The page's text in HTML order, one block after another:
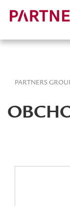
PARTNERS